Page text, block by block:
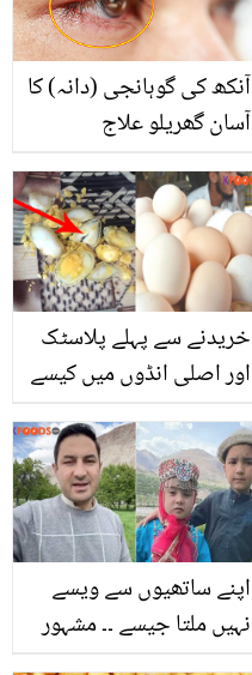
آنکھ کی گوہانجی (دانہ) کا
آسان گھریلو علاج
خریدنے سے پہلے پلاسٹک
اور اصلی انڈوں میں کیسے
اپنے ساتھیوں سے ویسے
نہیں ملتا جیسے ۔۔ مشہور